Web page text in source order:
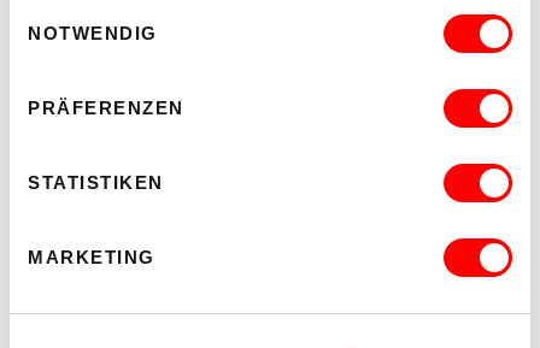
NOTWENDIG
PRÄFERENZEN
STATISTIKEN
MARKETING